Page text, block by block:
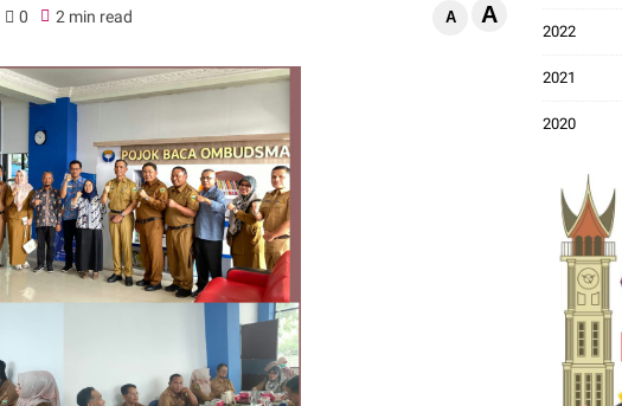
0 2 min read A A
2022
2021
2020